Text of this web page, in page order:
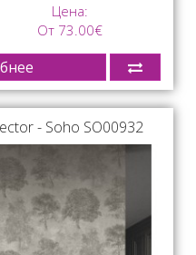
Цена:
От 73.00€
- Soho SO00932